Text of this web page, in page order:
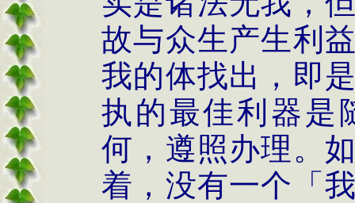
故与众生产生利
我的体找出，即
执的最佳利器是
何，遵照办理。
着，没有一个「